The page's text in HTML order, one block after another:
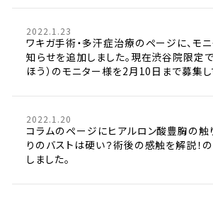
2022.1.23
ワキガ手術・多汗症治療のページに、モ
知らせを追加しました。現在渋谷院限定
ほう）のモニター様を2月10日まで募集し
2022.1.20
コラムのページにヒアルロン酸豊胸の触
りのバストは硬い？術後の感触を解説！
しました。